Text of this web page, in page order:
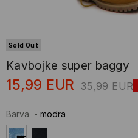
Sold Out
Kavbojke super baggy
15,99 EUR 35,99 EUR
Barva - modra